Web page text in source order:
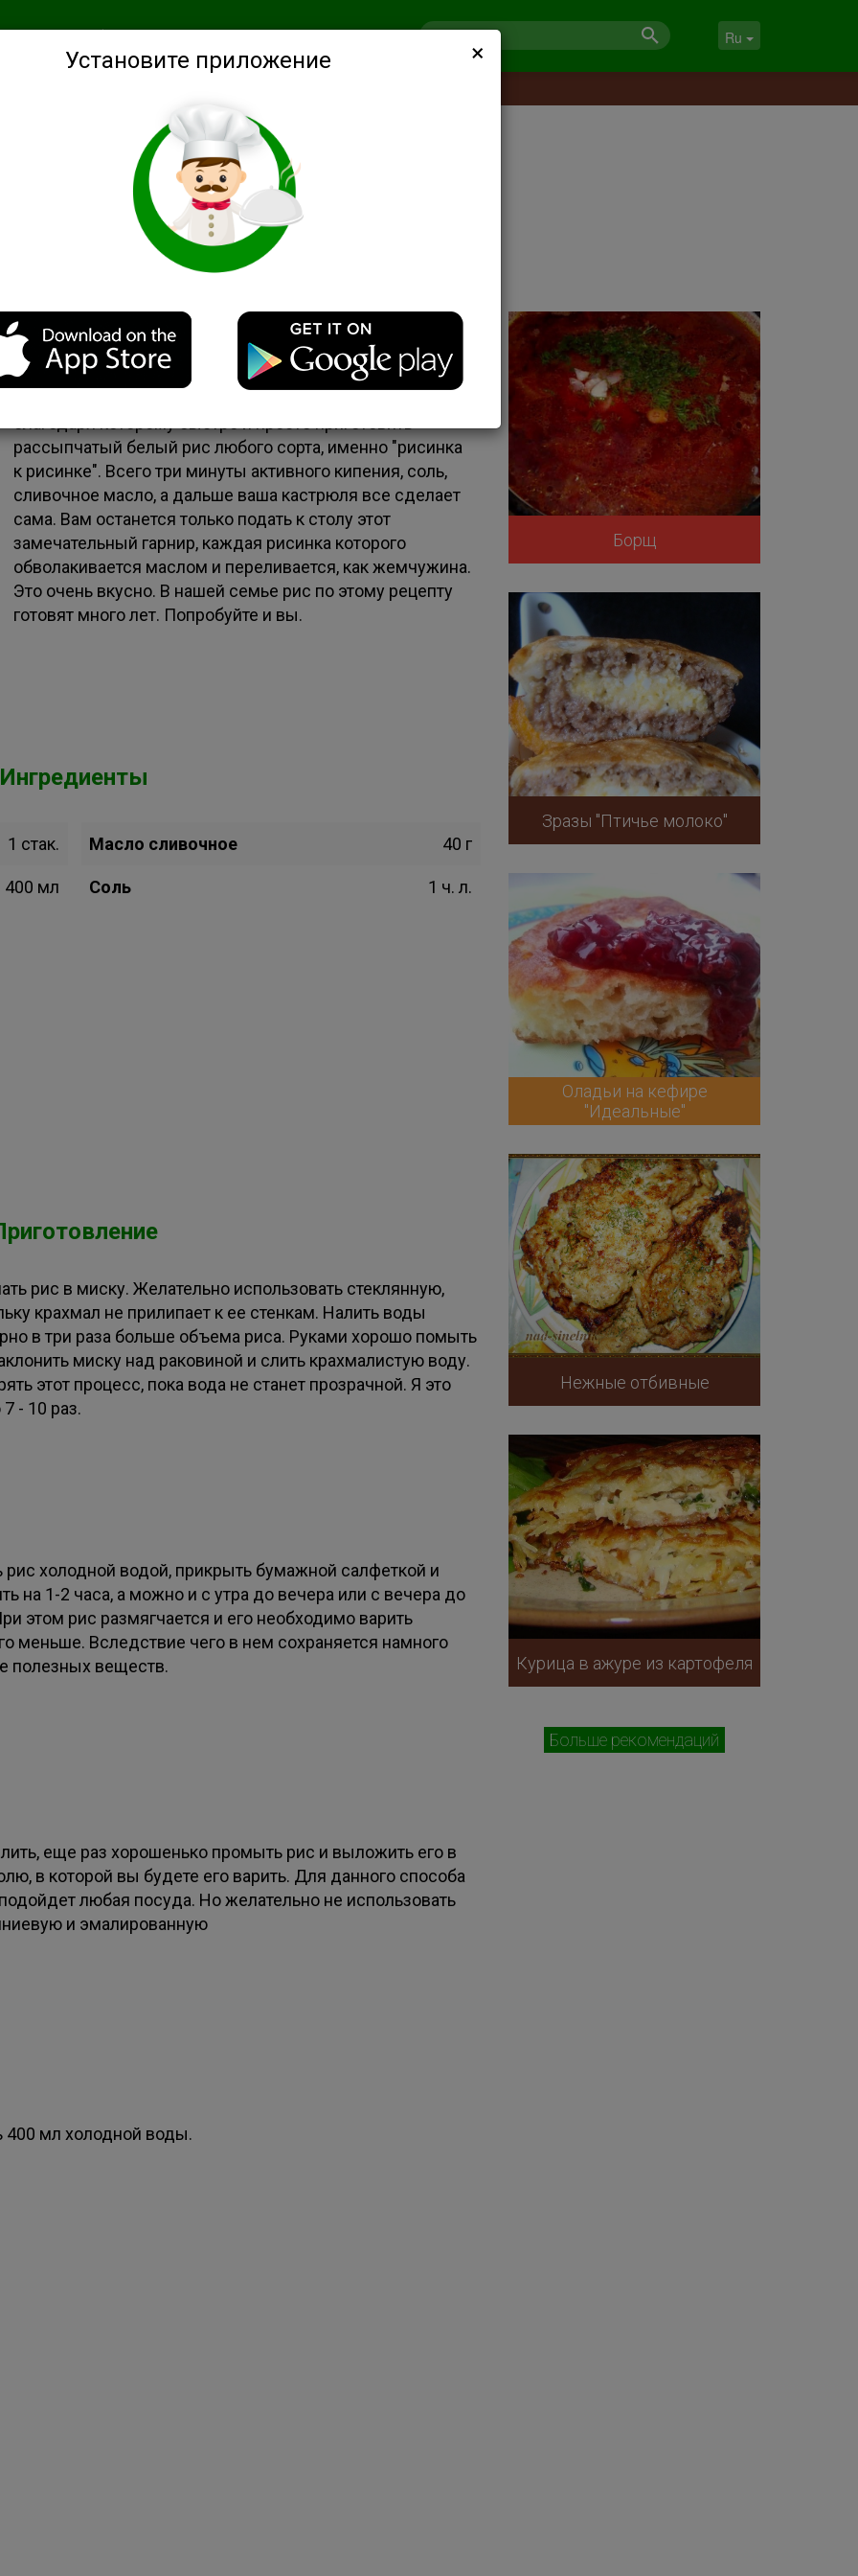
Подобрать по ингредиентам Советы Войти Ru
Установите приложение ×
Описание
рассыпчатый белый рис любого сорта, именно "рисинка
к рисинке". Всего три минуты активного кипения, соль,
сливочное масло, а дальше ваша кастрюля все сделает
сама. Вам останется только подать к столу этот
замечательный гарнир, каждая рисинка которого
обволакивается маслом и переливается, как жемчужина.
Это очень вкусно. В нашей семье рис по этому рецепту
готовят много лет. Попробуйте и вы.
Ингредиенты
1 стак.
400 мл
Масло сливочное 40 г
Соль 1 ч. л.
рис в миску. Желательно использовать стеклянную,
крахмал не прилипает к ее стенкам. Налить воды
в три раза больше объема риса. Руками хорошо помыть
миску над раковиной и слить крахмалистую воду.
этот процесс, пока вода не станет прозрачной. Я это
- 10 раз.
рис холодной водой, прикрыть бумажной салфеткой и
на 1-2 часа, а можно и с утра до вечера или с вечера до
этом рис размягчается и его необходимо варить
меньше. Вследствие чего в нем сохраняется намного
полезных веществ.
еще раз хорошенько промыть рис и выложить его в
в которой вы будете его варить. Для данного способа
любая посуда. Но желательно не использовать
и эмалированную
400 мл холодной воды.
Борщ
Зразы "Птичье молоко"
Оладьи на кефире
"Идеальные"
Нежные отбивные
Курица в ажуре из картофеля
Больше рекомендаций